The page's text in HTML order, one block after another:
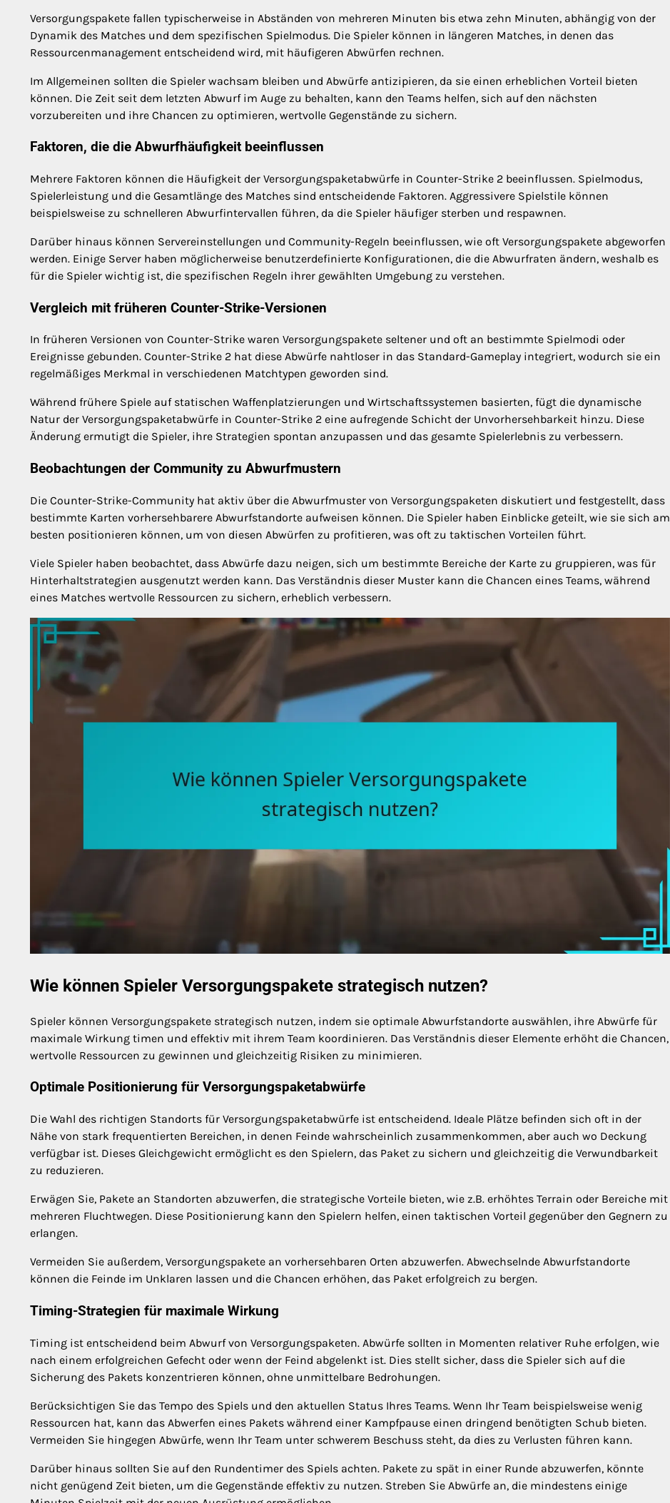
Versorgungspakete fallen typischerweise in Abständen von mehreren Minuten bis etwa zehn Minuten, abhängig von der
Dynamik des Matches und dem spezifischen Spielmodus. Die Spieler können in längeren Matches, in denen das
Ressourcenmanagement entscheidend wird, mit häufigeren Abwürfen rechnen.
Im Allgemeinen sollten die Spieler wachsam bleiben und Abwürfe antizipieren, da sie einen erheblichen Vorteil bieten
können. Die Zeit seit dem letzten Abwurf im Auge zu behalten, kann den Teams helfen, sich auf den nächsten
vorzubereiten und ihre Chancen zu optimieren, wertvolle Gegenstände zu sichern.
Faktoren, die die Abwurfhäufigkeit beeinflussen
Mehrere Faktoren können die Häufigkeit der Versorgungspaketabwürfe in Counter-Strike 2 beeinflussen. Spielmodus,
Spielerleistung und die Gesamtlänge des Matches sind entscheidende Faktoren. Aggressivere Spielstile können
beispielsweise zu schnelleren Abwurfintervallen führen, da die Spieler häufiger sterben und respawnen.
Darüber hinaus können Servereinstellungen und Community-Regeln beeinflussen, wie oft Versorgungspakete abgeworfen
werden. Einige Server haben möglicherweise benutzerdefinierte Konfigurationen, die die Abwurfraten ändern, weshalb es
für die Spieler wichtig ist, die spezifischen Regeln ihrer gewählten Umgebung zu verstehen.
Vergleich mit früheren Counter-Strike-Versionen
In früheren Versionen von Counter-Strike waren Versorgungspakete seltener und oft an bestimmte Spielmodi oder
Ereignisse gebunden. Counter-Strike 2 hat diese Abwürfe nahtloser in das Standard-Gameplay integriert, wodurch sie ein
regelmäßiges Merkmal in verschiedenen Matchtypen geworden sind.
Während frühere Spiele auf statischen Waffenplatzierungen und Wirtschaftssystemen basierten, fügt die dynamische
Natur der Versorgungspaketabwürfe in Counter-Strike 2 eine aufregende Schicht der Unvorhersehbarkeit hinzu. Diese
Änderung ermutigt die Spieler, ihre Strategien spontan anzupassen und das gesamte Spielerlebnis zu verbessern.
Beobachtungen der Community zu Abwurfmustern
Die Counter-Strike-Community hat aktiv über die Abwurfmuster von Versorgungspaketen diskutiert und festgestellt, dass
bestimmte Karten vorhersehbarere Abwurfstandorte aufweisen können. Die Spieler haben Einblicke geteilt, wie sie sich am
besten positionieren können, um von diesen Abwürfen zu profitieren, was oft zu taktischen Vorteilen führt.
Viele Spieler haben beobachtet, dass Abwürfe dazu neigen, sich um bestimmte Bereiche der Karte zu gruppieren, was für
Hinterhaltstrategien ausgenutzt werden kann. Das Verständnis dieser Muster kann die Chancen eines Teams, während
eines Matches wertvolle Ressourcen zu sichern, erheblich verbessern.
Wie können Spieler Versorgungspakete strategisch nutzen?
Spieler können Versorgungspakete strategisch nutzen, indem sie optimale Abwurfstandorte auswählen, ihre Abwürfe für
maximale Wirkung timen und effektiv mit ihrem Team koordinieren. Das Verständnis dieser Elemente erhöht die Chancen,
wertvolle Ressourcen zu gewinnen und gleichzeitig Risiken zu minimieren.
Optimale Positionierung für Versorgungspaketabwürfe
Die Wahl des richtigen Standorts für Versorgungspaketabwürfe ist entscheidend. Ideale Plätze befinden sich oft in der
Nähe von stark frequentierten Bereichen, in denen Feinde wahrscheinlich zusammenkommen, aber auch wo Deckung
verfügbar ist. Dieses Gleichgewicht ermöglicht es den Spielern, das Paket zu sichern und gleichzeitig die Verwundbarkeit
zu reduzieren.
Erwägen Sie, Pakete an Standorten abzuwerfen, die strategische Vorteile bieten, wie z.B. erhöhtes Terrain oder Bereiche mit
mehreren Fluchtwegen. Diese Positionierung kann den Spielern helfen, einen taktischen Vorteil gegenüber den Gegnern zu
erlangen.
Vermeiden Sie außerdem, Versorgungspakete an vorhersehbaren Orten abzuwerfen. Abwechselnde Abwurfstandorte
können die Feinde im Unklaren lassen und die Chancen erhöhen, das Paket erfolgreich zu bergen.
Timing-Strategien für maximale Wirkung
Timing ist entscheidend beim Abwurf von Versorgungspaketen. Abwürfe sollten in Momenten relativer Ruhe erfolgen, wie
nach einem erfolgreichen Gefecht oder wenn der Feind abgelenkt ist. Dies stellt sicher, dass die Spieler sich auf die
Sicherung des Pakets konzentrieren können, ohne unmittelbare Bedrohungen.
Berücksichtigen Sie das Tempo des Spiels und den aktuellen Status Ihres Teams. Wenn Ihr Team beispielsweise wenig
Ressourcen hat, kann das Abwerfen eines Pakets während einer Kampfpause einen dringend benötigten Schub bieten.
Vermeiden Sie hingegen Abwürfe, wenn Ihr Team unter schwerem Beschuss steht, da dies zu Verlusten führen kann.
Darüber hinaus sollten Sie auf den Rundentimer des Spiels achten. Pakete zu spät in einer Runde abzuwerfen, könnte
nicht genügend Zeit bieten, um die Gegenstände effektiv zu nutzen. Streben Sie Abwürfe an, die mindestens einige